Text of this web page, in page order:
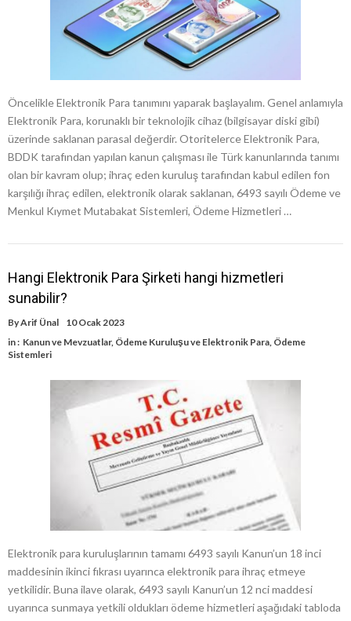
Öncelikle Elektronik Para tanımını yaparak başlayalım. Genel anlamıyla
Elektronik Para, korunaklı bir teknolojik cihaz (bilgisayar diski gibi)
üzerinde saklanan parasal değerdir. Otoritelerce Elektronik Para,
BDDK tarafından yapılan kanun çalışması ile Türk kanunlarında tanımı
olan bir kavram olup; ihraç eden kuruluş tarafından kabul edilen fon
karşılığı ihraç edilen, elektronik olarak saklanan, 6493 sayılı Ödeme ve
Menkul Kıymet Mutabakat Sistemleri, Ödeme Hizmetleri …
Hangi Elektronik Para Şirketi hangi hizmetleri
sunabilir?
ByArif Ünal
10 Ocak 2023
in : Kanun ve Mevzuatlar, Ödeme Kuruluşu ve Elektronik Para Ödeme
Sistemleri
Elektronik para kuruluşlarının tamamı 6493 sayılı Kanun’un 18 inci
maddesinin ikinci fıkrası uyarınca elektronik para ihraç etmeye
yetkilidir. Buna ilave olarak, 6493 sayılı Kanun’un 12 nci maddesi
uyarınca sunmaya yetkili oldukları ödeme hizmetleri aşağıdaki tabloda